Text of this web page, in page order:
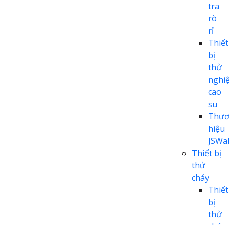
tra
rò
rỉ
Thiết
bị
thử
cao
su
hiệu
Thiết bị
thử
cháy
Thiết
bị
thử